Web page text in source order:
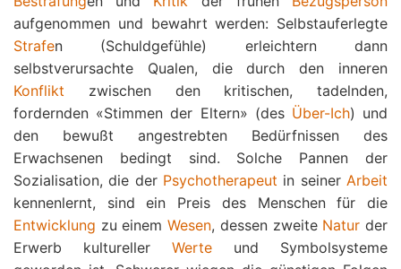
aufgenommen und bewahrt werden: Selbstauferlegte
Strafen (Schuldgefühle) erleichtern dann
selbstverursachte Qualen, die durch den inneren
Konflikt zwischen den kritischen, tadelnden,
fordernden «Stimmen der Eltern» (des Über-Ich) und
den bewußt angestrebten Bedürfnissen des
Erwachsenen bedingt sind. Solche Pannen der
Sozialisation, die der Psychotherapeut in seiner Arbeit
kennenlernt, sind ein Preis des Menschen für die
Entwicklung zu einemWesen, dessen zweite Natur der
Erwerb kultureller Werte und Symbolsysteme